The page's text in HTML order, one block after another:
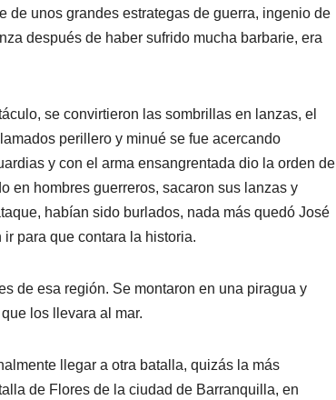
unos grandes estrategas de guerra, ingenio de
después de haber sufrido mucha barbarie, era
se convirtieron las sombrillas en lanzas, el
perillero y minué se fue acercando
y con el arma ensangrentada dio la orden de
en hombres guerreros, sacaron sus lanzas y
habían sido burlados, nada más quedó José
para que contara la historia.
de esa región. Se montaron en una piragua y
los llevara al mar.
llegar a otra batalla, quizás la más
de Flores de la ciudad de Barranquilla, en